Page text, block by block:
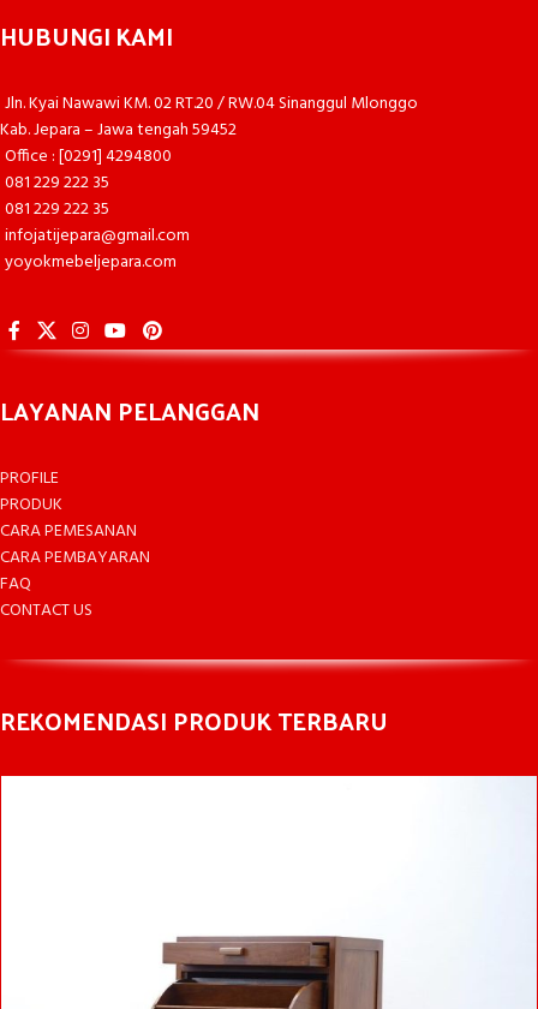
HUBUNGI KAMI
Jln. Kyai Nawawi KM. 02 RT.20 / RW.04 Sinanggul Mlonggo
Kab. Jepara – Jawa tengah 59452
Office : [0291] 4294800
081 229 222 35
081 229 222 35
infojatijepara@gmail.com
yoyokmebeljepara.com
LAYANAN PELANGGAN
PROFILE
PRODUK
CARA PEMESANAN
CARA PEMBAYARAN
FAQ
CONTACT US
REKOMENDASI PRODUK TERBARU